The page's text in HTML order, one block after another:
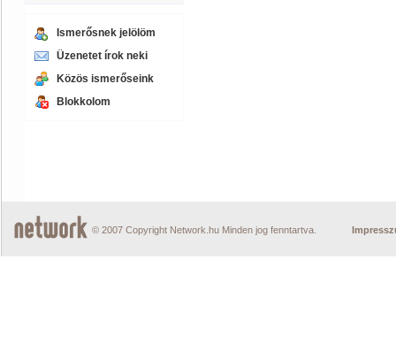
Ismerősnek jelölöm
Üzenetet írok neki
Közös ismerőseink
Blokkolom
© 2007 Copyright Network.hu Minden jog fenntartva.